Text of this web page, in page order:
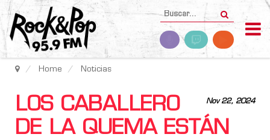
Home Noticias
Nov 22, 2024
LOS CABALLERO
DE LA QUEMA ESTÁN